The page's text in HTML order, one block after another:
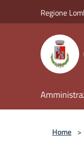
Regione
Home >